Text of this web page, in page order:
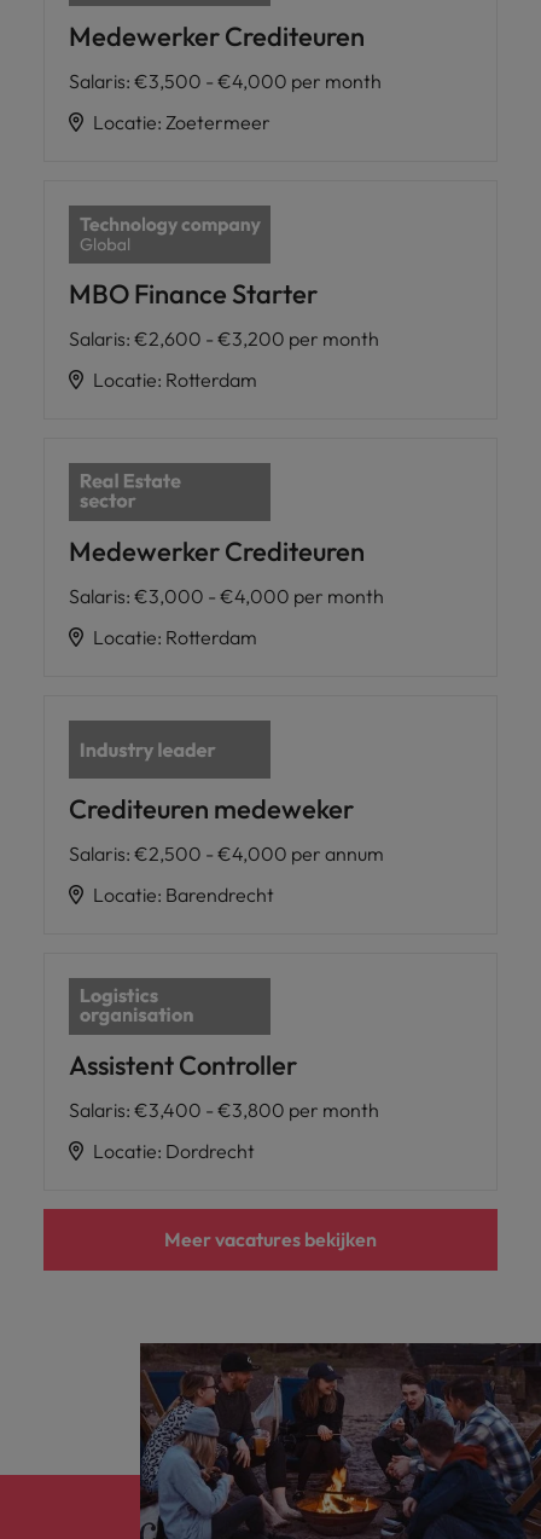
Medewerker Crediteuren
Salaris: €3,500 - €4,000 per month
Locatie: Zoetermeer
MBO Finance Starter
Salaris: €2,600 - €3,200 per month
Locatie: Rotterdam
Medewerker Crediteuren
Salaris: €3,000 - €4,000 per month
Locatie: Rotterdam
Crediteuren medeweker
Salaris: €2,500 - €4,000 per annum
Locatie: Barendrecht
Assistent Controller
Salaris: €3,400 - €3,800 per month
Locatie: Dordrecht
Meer vacatures bekijken